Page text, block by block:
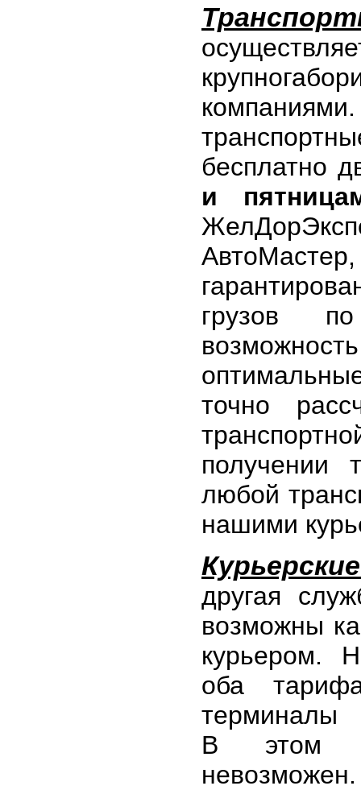
бесплатно
и
грузов
точно
получении
любой
нашими
другая
возможны
курьером.
оба
В этом
невозможен.